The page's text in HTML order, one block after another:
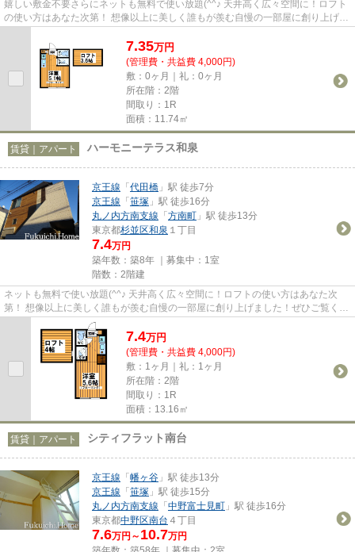
嬉しい敷金不要さらにネットも無料で使い放題(^^♪ 天井高く広々空間に！ロフト
の使い方はあなた次第！ 想像以上に美しく誰もが羨む自慢の一部屋に創り上げま
した！ぜひご覧ください☆
7.35万円
(管理費・共益費 4,000円)
敷：0ヶ月｜礼：0ヶ月
所在階：2階
間取り：1R
面積：11.74㎡
賃貸｜アパート ハーモニーテラス和泉
京王線 「代田橋 」駅 徒歩7分
京王線 「笹塚 」駅 徒歩16分
丸ノ内方南支線 「方南町 」駅 徒歩13分
東京都杉並区和泉 １丁目
7.4万円
築年数：築8年 ｜募集中： 1室
階数：2階建
ネットも無料で使い放題(^^♪ 天井高く広々空間に！ロフトの使い方はあなた次
第！ 想像以上に美しく誰もが羨む自慢の一部屋に創り上げました！ぜひご覧くだ
さい☆
7.4万円
(管理費・共益費 4,000円)
敷：1ヶ月｜礼：1ヶ月
所在階：2階
間取り：1R
面積：13.16㎡
賃貸｜アパート シティフラット南台
京王線 「幡ヶ谷 」駅 徒歩13分
京王線 「笹塚 」駅 徒歩15分
丸ノ内方南支線 「中野富士見町 」駅 徒歩16分
東京都中野区南台 ４丁目
7.6万円～ 10.7万円